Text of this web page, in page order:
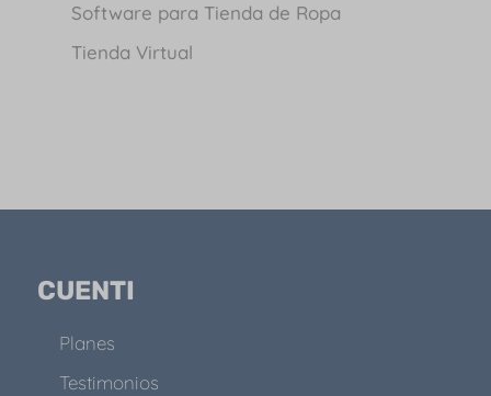
Software para Tienda de Ropa
Tienda Virtual
CUENTI
Planes
Testimonios